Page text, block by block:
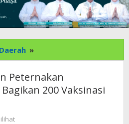
»
Perikan
dan
Peternakan
Kabupaten
Peternakan
200 Vaksinasi